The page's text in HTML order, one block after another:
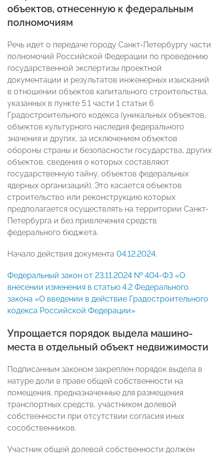
объектов, отнесенную к федеральным
полномочиям
Речь идет о передаче городу Санкт-Петербургу части
полномочий Российской Федерации по проведению
государственной экспертизы проектной
документации и результатов инженерных изысканий
в отношении объектов капитального строительства,
указанных в пункте 5.1 части 1 статьи 6
Градостроительного кодекса (уникальных объектов,
объектов культурного наследия федерального
значения и других, за исключением объектов
обороны страны и безопасности государства, других
объектов, сведения о которых составляют
государственную тайну, объектов федеральных
ядерных организаций). Это касается объектов
строительство или реконструкцию которых
предполагается осуществлять на территории Санкт-
Петербурга и без привлечения средств
федерального бюджета.
Начало действия документа 04.12.2024.
Федеральный закон от 23.11.2024 № 404-ФЗ «О
внесении изменения в статью 4.2 Федерального
закона «О введении в действие Градостроительного
кодекса Российской Федерации»
Упрощается порядок выдела машино-
места в отдельный объект недвижимости
Подписанным законом закреплен порядок выдела в
натуре доли в праве общей собственности на
помещения, предназначенные для размещения
транспортных средств, участником долевой
собственности при отсутствии согласия иных
сособственников.
Участник общей долевой собственности должен